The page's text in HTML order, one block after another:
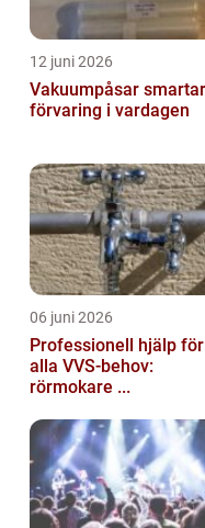
12 juni 2026
Vakuumpåsar smartare
förvaring i vardagen
06 juni 2026
Professionell hjälp för
alla VVS-behov:
rörmokare ...